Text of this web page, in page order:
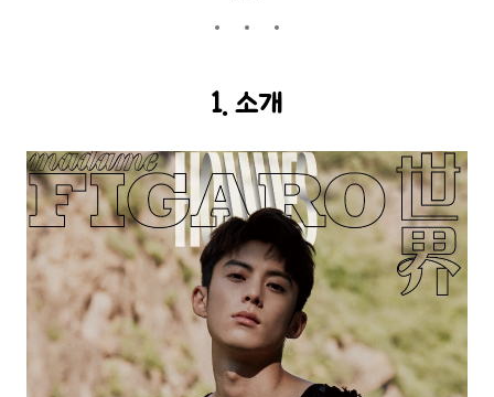
1. 소개